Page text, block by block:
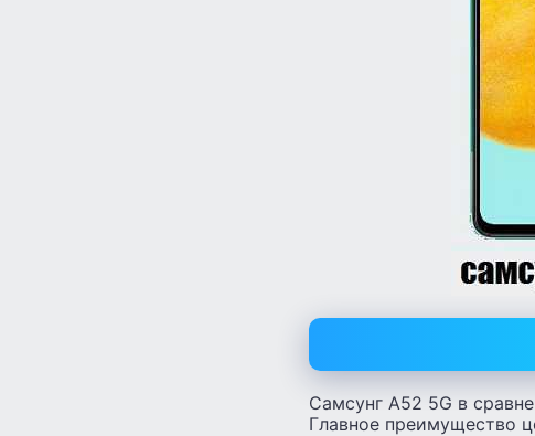
Самсунг А52 5G в
Главное преимущество